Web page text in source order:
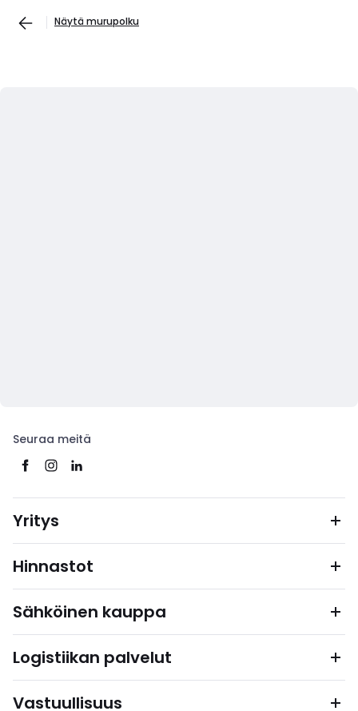
Näytä murupolku
Seuraa meitä
Yritys
Hinnastot
Sähköinen kauppa
Logistiikan palvelut
Vastuullisuus